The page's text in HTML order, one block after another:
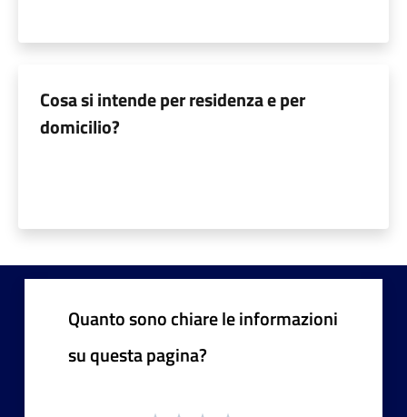
Cosa si intende per residenza e per
domicilio?
Quanto sono chiare le informazioni
su questa pagina?